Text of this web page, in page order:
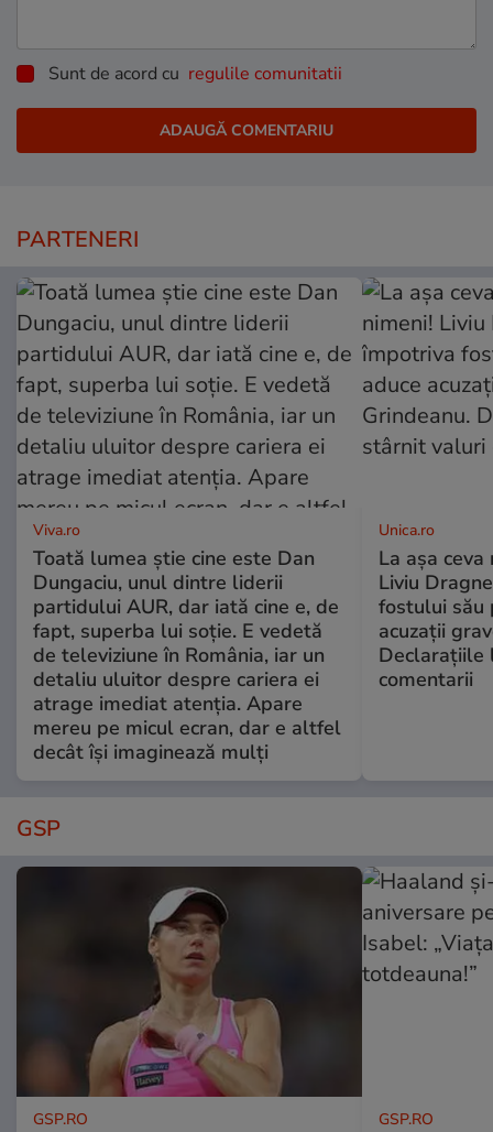
Sunt de acord cu regulile comunitatii
PARTENERI
Viva.ro
Toată lumea știe cine este Dan
Dungaciu, unul dintre liderii
partidului AUR, dar iată cine e, de
fapt, superba lui soție. E vedetă
de televiziune în România, iar un
detaliu uluitor despre cariera ei
atrage imediat atenția. Apare
mereu pe micul ecran, dar e altfel
decât își imaginează mulți
Unica.ro
La așa
Liviu
fostului său
acuzații
Declarațiile
comentarii
GSP
GSP.RO GSP.RO